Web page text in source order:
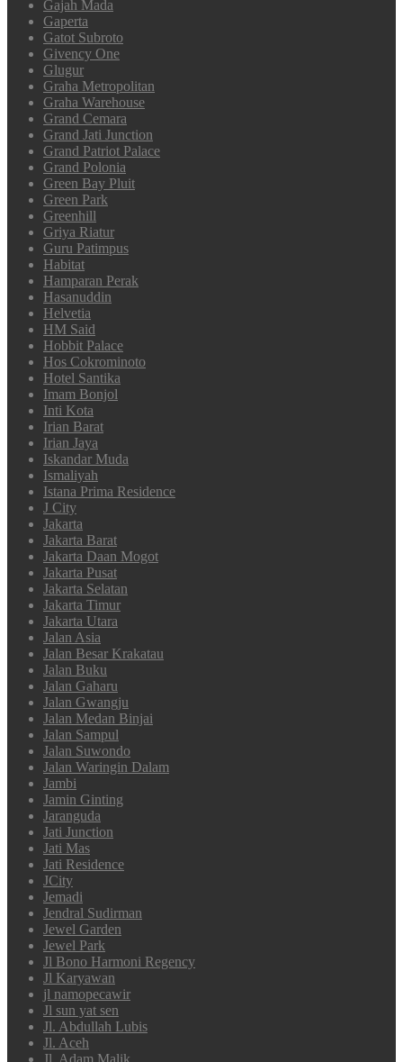
Gajah Mada
Gaperta
Gatot Subroto
Givency One
Glugur
Graha Metropolitan
Graha Warehouse
Grand Cemara
Grand Jati Junction
Grand Patriot Palace
Grand Polonia
Green Bay Pluit
Green Park
Greenhill
Griya Riatur
Guru Patimpus
Habitat
Hamparan Perak
Hasanuddin
Helvetia
HM Said
Hobbit Palace
Hos Cokrominoto
Hotel Santika
Imam Bonjol
Inti Kota
Irian Barat
Irian Jaya
Iskandar Muda
Ismaliyah
Istana Prima Residence
J City
Jakarta
Jakarta Barat
Jakarta Daan Mogot
Jakarta Pusat
Jakarta Selatan
Jakarta Timur
Jakarta Utara
Jalan Asia
Jalan Besar Krakatau
Jalan Buku
Jalan Gaharu
Jalan Gwangju
Jalan Medan Binjai
Jalan Sampul
Jalan Suwondo
Jalan Waringin Dalam
Jambi
Jamin Ginting
Jaranguda
Jati Junction
Jati Mas
Jati Residence
JCity
Jemadi
Jendral Sudirman
Jewel Garden
Jewel Park
Jl Bono Harmoni Regency
Jl Karyawan
jl namopecawir
Jl sun yat sen
Jl. Abdullah Lubis
Jl. Aceh